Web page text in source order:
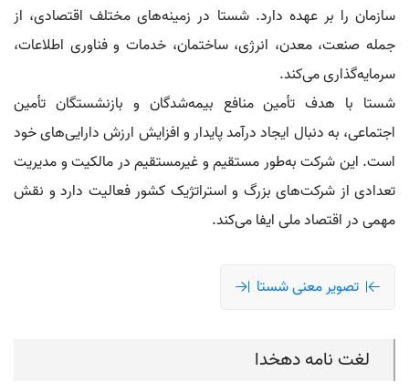
سازمان را بر عهده دارد. شستا در زمینه‌های مختلف اقتصادی، از
جمله صنعت، معدن، انرژی، ساختمان، خدمات و فناوری اطلاعات،
سرمایه‌گذاری می‌کند.
شستا با هدف تأمین منافع بیمه‌شدگان و بازنشستگان تأمین
اجتماعی، به دنبال ایجاد درآمد پایدار و افزایش ارزش دارایی‌های خود
است. این شرکت به‌طور مستقیم و غیرمستقیم در مالکیت و مدیریت
تعدادی از شرکت‌های بزرگ و استراتژیک کشور فعالیت دارد و نقش
مهمی در اقتصاد ملی ایفا می‌کند.
تصویر معنی شستا
لغت نامه دهخدا